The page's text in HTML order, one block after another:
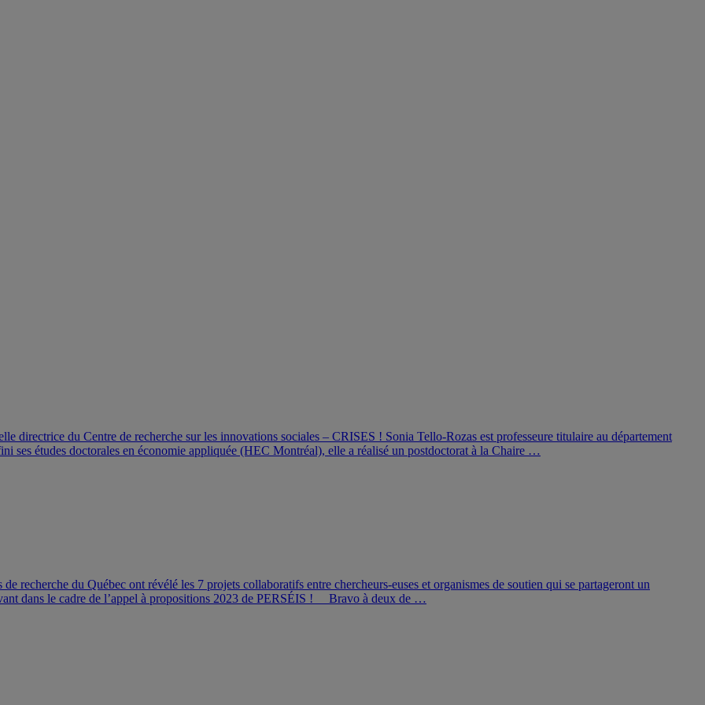
directrice du Centre de recherche sur les innovations sociales – CRISES ! Sonia Tello-Rozas est professeure titulaire au département
ses études doctorales en économie appliquée (HEC Montréal), elle a réalisé un postdoctorat à la Chaire …
recherche du Québec ont révélé les 7 projets collaboratifs entre chercheurs-euses et organismes de soutien qui se partageront un
dans le cadre de l’appel à propositions 2023 de PERSÉIS ! Bravo à deux de …